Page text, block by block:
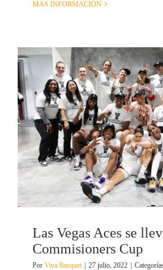
MÁS INFORMACIÓN
Las Vegas Aces se
Commisioners Cup
Por Viva Basquet | 27 julio, 2022 |